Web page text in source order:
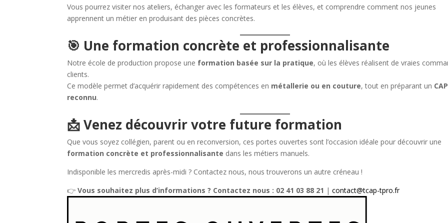
Vous pourrez visiter nos ateliers, échanger avec les formateurs et les élèves, et comprendre comment nos jeunes
apprennent un métier en produisant des pièces concrètes.
🎯 Une formation concrète et professionnalisante
Notre école de production propose une formation basée sur la pratique, où les élèves réalisent de vraies
clients.
Ce modèle permet d’acquérir rapidement des compétences en métallerie ou en couture, tout en préparant un CAP
reconnu.
📩 Venez découvrir votre future formation
Que vous soyez collégien, parent ou en reconversion, ces portes ouvertes sont l’occasion idéale pour découvrir une
formation concrète et professionnalisante dans les métiers manuels.
Indisponible les mercredis après-midi ? Contactez nous, nous trouverons un autre créneau !
👉Vous souhaitez plus d’informations ? Contactez nous : 02 41 03 88 21 |contact@tcap-tpro.fr